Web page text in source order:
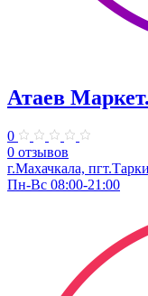
Атаев
0
0 отзывов
г.Махачкала,
Пн-Вс 08:00-21:00